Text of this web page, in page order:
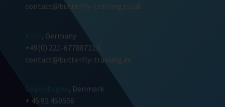
contact@butterfly-training.co.uk
, Germany
+49(0) 221-677887213
contact@butterfly-training.de
Copenhagen , Denmark
+ 45 92 450556